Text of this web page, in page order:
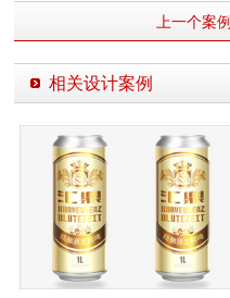
上一个案例
相关设计案例